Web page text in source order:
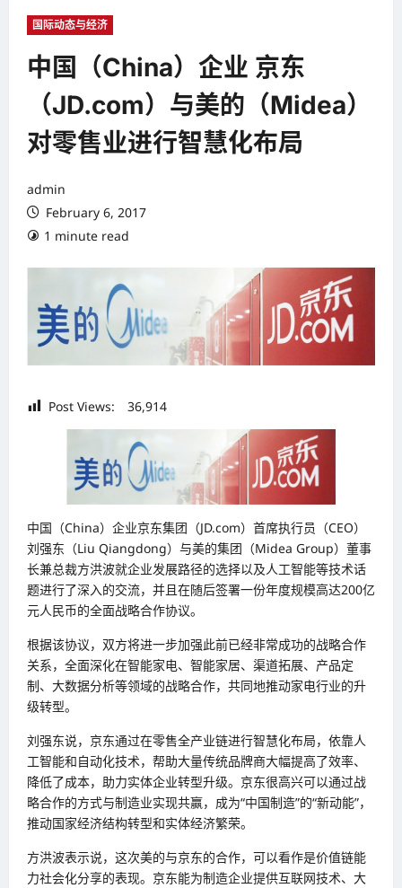
国际动态与经济
中国（China）企业 京东
（JD.com）与美的（Midea）
对零售业进行智慧化布局
admin
February 6, 2017
1 minute read
Post Views: 36,914
中国（China）企业京东集团（JD.com）首席执行员（CEO）
刘强东（Liu Qiangdong）与美的集团（Midea Group）董事
长兼总裁方洪波就企业发展路径的选择以及人工智能等技术话
题进行了深入的交流，并且在随后签署一份年度规模高达200亿
元人民币的全面战略合作协议。
根据该协议，双方将进一步加强此前已经非常成功的战略合作
关系，全面深化在智能家电、智能家居、渠道拓展、产品定
制、大数据分析等领域的战略合作，共同地推动家电行业的升
级转型。
刘强东说，京东通过在零售全产业链进行智慧化布局，依靠人
工智能和自动化技术，帮助大量传统品牌商大幅提高了效率、
降低了成本，助力实体企业转型升级。京东很高兴可以通过战
略合作的方式与制造业实现共赢，成为“中国制造”的“新动能”，
推动国家经济结构转型和实体经济繁荣。
方洪波表示说，这次美的与京东的合作，可以看作是价值链能
力社会化分享的表现。京东能为制造企业提供互联网技术、大